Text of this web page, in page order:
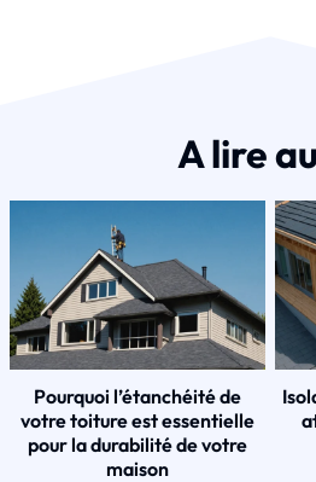
A lire
Pourquoi l’étanchéité de
votre toiture est essentielle
pour la durabilité de votre
maison